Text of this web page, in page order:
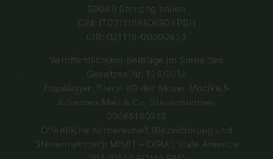
39049 Sterzing Italien
CIN: IT021115A1DIGDKPSH
CIR: 021115-00000423
Veröffentlichung Beiträge im Sinne des
Gesetzes Nr. 124/2017
Empfänger: Sterzl KG der Moser Monika &
Johannes Mair & Co, Steuernummer
00668140213
Öffentliche Körperschaft (Bezeichnung und
Steuernummer): MIMIT – DGIAI, Viale America